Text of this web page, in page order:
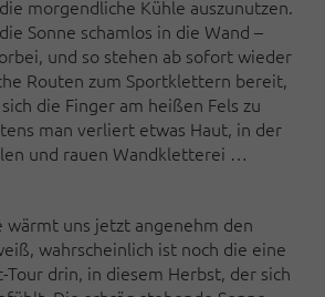
morgendliche Kühle auszunutzen.
Sonne schamlos in die Wand –
und so stehen ab sofort wieder
Routen zum Sportklettern bereit,
die Finger am heißen Fels zu
man verliert etwas Haut, in der
und rauen Wandkletterei …
wärmt uns jetzt angenehm den
wahrscheinlich ist noch die eine
Tour drin, in diesem Herbst, der sich